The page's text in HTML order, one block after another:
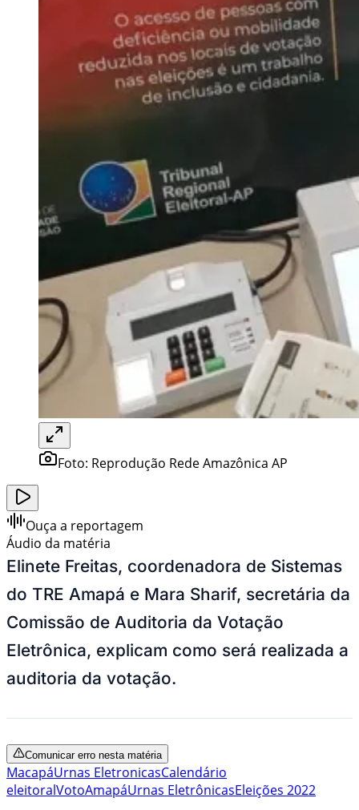
Foto: Reprodução Rede Amazônica AP
Ouça a reportagem
Áudio da matéria
Elinete Freitas, coordenadora de Sistemas
do TRE Amapá e Mara Sharif, secretária da
Comissão de Auditoria da Votação
Eletrônica, explicam como será realizada a
auditoria da votação.
Comunicar erro nesta matéria
MacapáUrnas EletronicasCalendário
eleitoralVotoAmapáUrnas EletrônicasEleições 2022